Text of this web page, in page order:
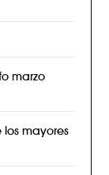
marzo
los mayores